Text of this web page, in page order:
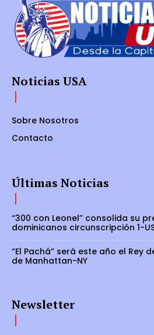
Noticias USA
Sobre Nosotros
Contacto
Últimas Noticias
“300 con Leonel” consolida su
dominicanos circunscripción 1-
“El Pachá” será este año el Rey
de Manhattan-NY
Newsletter